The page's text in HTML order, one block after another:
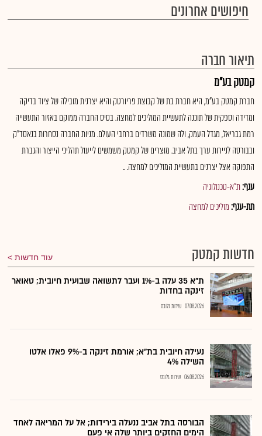
חיפושים אחרונים
תיאור חברה
קמטק בע"מ
חברת קמטק בע"מ, היא חברת בת של קבוצת פריורטק והיא יצרנית מובילה של ציוד בדיקה
ומדידה וספקית של תוכנה לתעשיית המוליכים למחצה. בסיס החברה ממוקם באזור התעשייה
רמת גבריאל, מגדל העמק, ולה שמונה משרדים ברחבי העולם. מניות החברה נסחרות בנאסד"ק
ובבורסה לניירות ערך בתל אביב. מוצרים של קמטק משמשים לייעול תהליכי הייצור והגברת
התפוקה אצל יצרנים בתעשיית המוליכים למחצה. ..
ענף:ת"א-טכנולוגיה
תת-ענף:מוליכים למחצה
חדשות קמטק עוד חדשות
ת"א 35 עלה ב-1% ועבר לתשואה שבועית חיובית; טאואר
זינקה בחדות
07.08.2026 שירות גלובס
נעילה חיובית בת"א; אורמת זינקה ב-9% פאלו אלטו
השילה 4%
06.08.2026 שירות גלובס
הבורסה בתל אביב ננעלה בירידות; אל על המריאה לאחד
הימים החזקים ביותר שלה אי פעם